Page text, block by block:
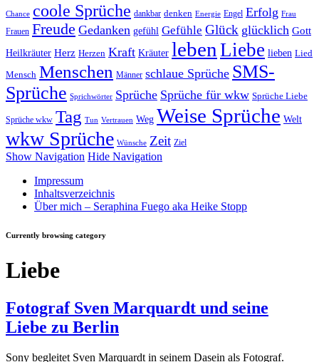
Chance coole Sprüche dankbar denken Energie Engel Erfolg Frau
Frauen Freude Gedanken gefühl Gefühle Glück glücklich Gott
Heilkräuter Herz Herzen Kraft Kräuter leben Liebe lieben Lied
Mensch Menschen Männer schlaue Sprüche SMS-
Sprüche Sprichwörter Sprüche Sprüche für wkw Sprüche Liebe
Sprüche wkw Tag Tun Vertrauen Weg Weise Sprüche Welt
wkw Sprüche Wünsche Zeit Ziel
Show Navigation Hide Navigation
Impressum
Inhaltsverzeichnis
Über mich – Seraphina Fuego aka Heike Stopp
Currently browsing category
Liebe
Fotograf Sven Marquardt und seine
Liebe zu Berlin
Sony begleitet Sven Marquardt in seinem Dasein als Fotograf.